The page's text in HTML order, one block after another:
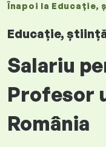
Înapoi la Educație,
Educație,
Salariu
Profesor
România